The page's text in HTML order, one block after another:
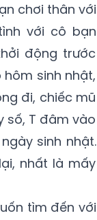
chơi thân với
với cô bạn
động trước
sinh nhật,
đi, chiếc mũ
số, T đâm vào
sinh nhật.
nhất là mấy
tìm đến với